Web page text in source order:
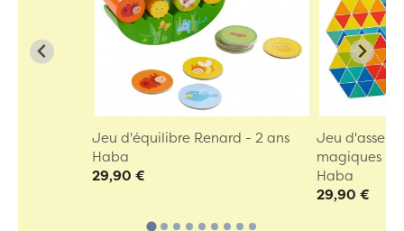
Jeu d'équilibre Renard - 2 ans
Haba
29,90 €
Jeu
magiques
Haba
29,90 €